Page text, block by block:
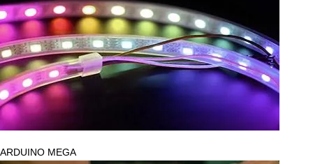
ARDUINO MEGA